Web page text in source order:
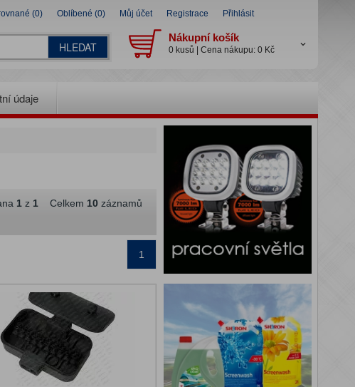
(0) Oblíbené (0) Můj účet Registrace Přihlásit
HLEDAT
Nákupní košík
0 kusů | Cena nákupu: 0 Kč
údaje
1z 1Celkem 10záznamů
1